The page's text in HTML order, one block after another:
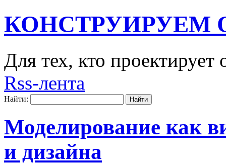
КОНСТРУИРУЕМ
Для тех, кто проектирует
Rss-лента
Найти:
Моделирование как
и дизайна